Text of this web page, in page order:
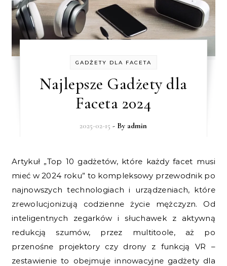
GADŻETY DLA FACETA
Najlepsze Gadżety dla
Faceta 2024
2025-02-15 - By admin
Artykuł „Top 10 gadżetów, które każdy facet musi
mieć w 2024 roku” to kompleksowy przewodnik po
najnowszych technologiach i urządzeniach, które
zrewolucjonizują codzienne życie mężczyzn. Od
inteligentnych zegarków i słuchawek z aktywną
redukcją szumów, przez multitoole, aż po
przenośne projektory czy drony z funkcją VR –
zestawienie to obejmuje innowacyjne gadżety dla